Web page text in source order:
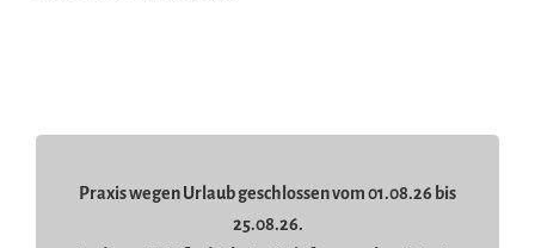
Praxis wegen Urlaub geschlossen vom 01.08.26 bis
25.08.26.